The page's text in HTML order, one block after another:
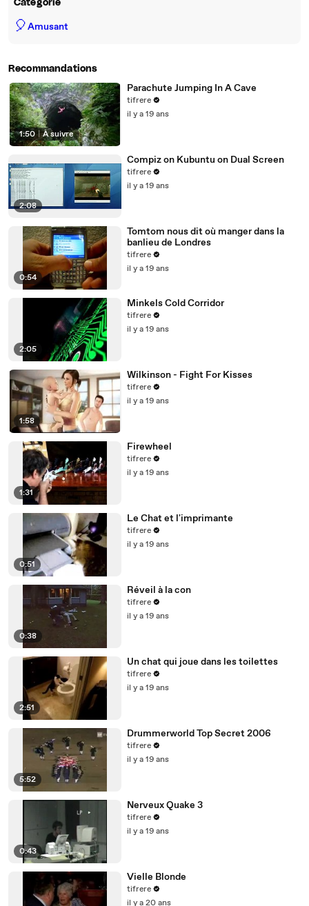
Catégorie
🎈Amusant
Recommandations
1:50 | À suivre
Parachute Jumping In A Cave
tifrere
il y a 19 ans
2:08
Compiz on Kubuntu on Dual Screen
tifrere
il y a 19 ans
0:54
Tomtom nous dit où manger dans la
banlieu de Londres
tifrere
il y a 19 ans
2:05
Minkels Cold Corridor
tifrere
il y a 19 ans
1:58
Wilkinson - Fight For Kisses
tifrere
il y a 19 ans
1:31
Firewheel
tifrere
il y a 19 ans
0:51
Le Chat et l'imprimante
tifrere
il y a 19 ans
0:38
Réveil à la con
tifrere
il y a 19 ans
2:51
Un chat qui joue dans les toilettes
tifrere
il y a 19 ans
5:52
Drummerworld Top Secret 2006
tifrere
il y a 19 ans
0:43
Nerveux Quake 3
tifrere
il y a 19 ans
Vielle Blonde
tifrere
il y a 20 ans